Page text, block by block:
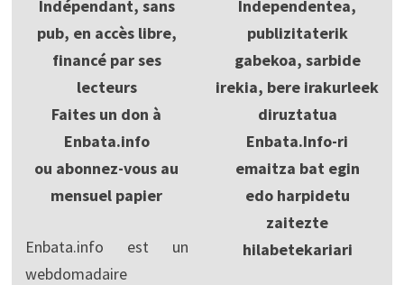
Indépendant, sans
pub, en accès libre,
financé par ses
lecteurs
Faites un don à
Enbata.info
ou abonnez-vous au
mensuel papier
Enbata.info est un
webdomadaire
Independentea,
publizitaterik
gabekoa, sarbide
irekia, bere irakurleek
diruztatua
Enbata.Info-ri
emaitza bat egin
edo harpidetu
zaitezte
hilabetekariari